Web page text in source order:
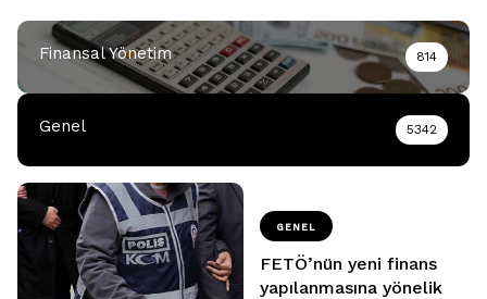
Finansal Yönetim 814
Genel 5342
GENEL
FETÖ’nün yeni finans
yapılanmasına yönelik